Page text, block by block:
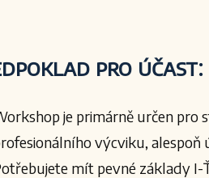
pro účast:
je primárně určen pro
výcviku, alespoň
mít pevné základy I-